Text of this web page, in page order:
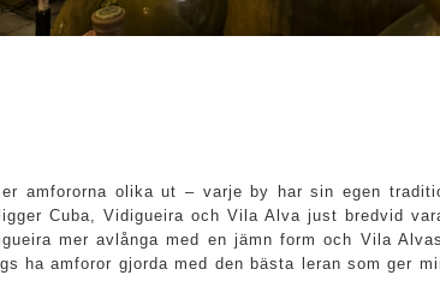
amfororna olika ut – varje by har sin egen
Cuba, Vidigueira och Vila Alva just bredvid
mer avlånga med en jämn form och Vila
ha amforor gjorda med den bästa leran som ger